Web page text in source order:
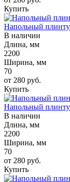
Купить
Напольный
В наличии
Длина, мм
2200
Ширина, мм
70
от 280 руб.
Купить
Напольный
В наличии
Длина, мм
2200
Ширина, мм
70
от 280 руб.
Купить